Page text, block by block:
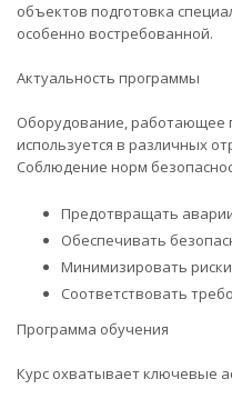
объектов подготовка
особенно востребованной.
Актуальность программы
Оборудование, работающее
используется в различных
Соблюдение норм
Предотвращать
Обеспечивать
Минимизировать
Соответствовать
Программа обучения
Курс охватывает ключевые